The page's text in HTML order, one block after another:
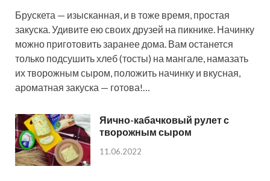
Брускета — изысканная, и в тоже время, простая
закуска. Удивите ею своих друзей на пикнике. Начинку
можно приготовить заранее дома. Вам останется
только подсушить хлеб (тосты) на мангале, намазать
их творожным сыром, положить начинку и вкусная,
ароматная закуска — готова!…
Яично-кабачковый рулет с
творожным сыром
11.06.2022